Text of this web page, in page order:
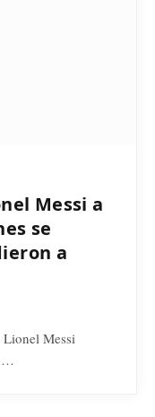
Messi a
se
a
Lionel Messi